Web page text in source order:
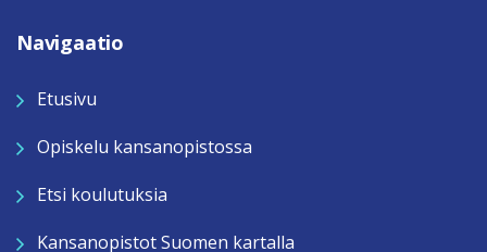
Navigaatio
Etusivu
Opiskelu kansanopistossa
Etsi koulutuksia
Kansanopistot Suomen kartalla